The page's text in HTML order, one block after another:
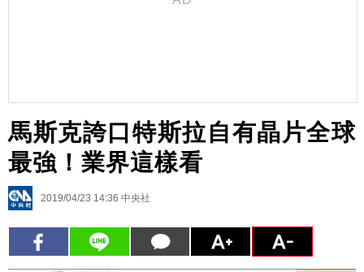
馬斯克誇口特斯拉自有晶片全球
最強！業界這樣看
2019/04/23 14:36 中央社